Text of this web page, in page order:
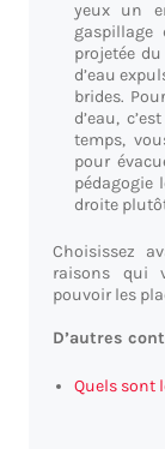
yeux un
gaspillage
projetée
d’eau
brides.
d’eau,
temps,
pour
pédagogie
droite
Choisissez
raisons qui
pouvoir les
D’autres
Quels sont